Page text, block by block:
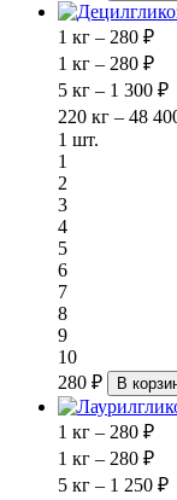
1 кг – 280 ₽
1 кг – 280 ₽
5 кг – 1 300 ₽
220 кг – 48
1 шт.
1
2
3
4
5
6
7
8
9
10
280 ₽
В
1 кг – 280 ₽
1 кг – 280 ₽
5 кг – 1 250 ₽